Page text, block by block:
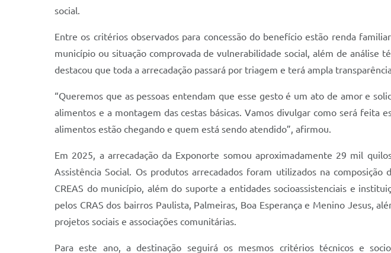
social.
Entre os critérios observados para concessão do benefício estão renda
município ou situação comprovada de vulnerabilidade social, além de análise
destacou que toda a arrecadação passará por triagem e terá ampla
“Queremos que as pessoas entendam que esse gesto é um ato de amor e
alimentos e a montagem das cestas básicas. Vamos divulgar como será feita
alimentos estão chegando e quem está sendo atendido”, afirmou.
Em 2025, a arrecadação da Exponorte somou aproximadamente 29 mil
Assistência Social. Os produtos arrecadados foram utilizados na composição
CREAS do município, além do suporte a entidades socioassistenciais e
pelos CRAS dos bairros Paulista, Palmeiras, Boa Esperança e Menino Jesus,
projetos sociais e associações comunitárias.
Para este ano, a destinação seguirá os mesmos critérios técnicos e